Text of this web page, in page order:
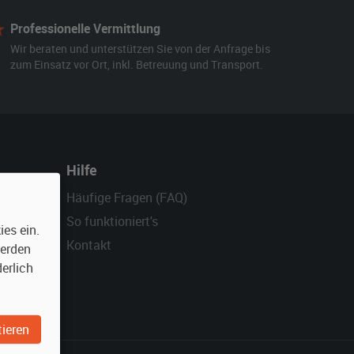
Professionelle Vermittlung
Wir beraten und unterstützen Sie von der Anfrage bis
zum Einsatz vor Ort, inkl. Betreuung und Transport.
Hilfe
Häufige Fragen (FAQ)
So funktioniert's
Kontakt
ein.